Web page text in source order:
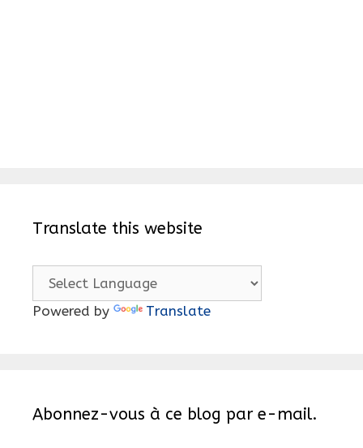
Translate this website
Powered by Translate
Abonnez-vous à ce blog par e-mail.